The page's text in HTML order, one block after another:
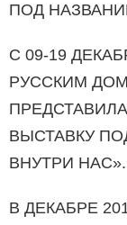
ПОД
С 09-19
РУССКИМ
ВЫСТАВКУ
ВНУТРИ НАС».
В ДЕКАБРЕ